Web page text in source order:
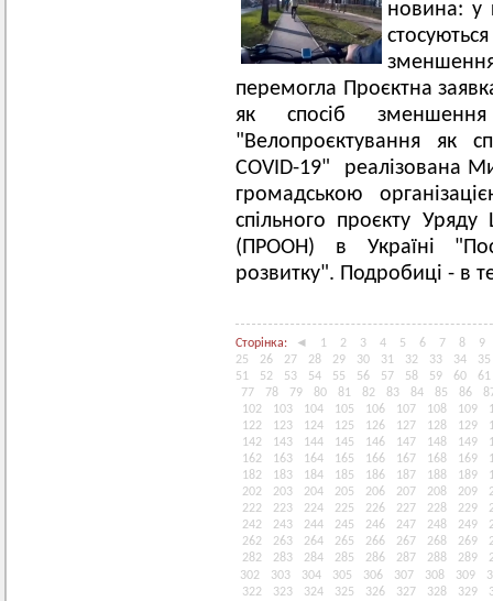
новина: у
перемогла Проєктна
як спосіб зменшення
"Велопроєктування як
COVID-19" реалізована
громадською
спільного проєкту
(ПРООН) в Україні
розвитку". Подробиці - в
Сторінка: ◄ 1 2 3 4 5 6 7 8
9
25
26 27 28 29 30 31 32 33 34
35
51
52 53 54 55 56 57 58 59 60
61
77
78 79 80 81 82 83 84 85 86
102
103 104 105 106 107 108 109
122
123 124 125 126 127 128 129
142
143 144 145 146 147 148 149
162
163 164 165 166 167 168 169
182
183 184 185 186 187 188 189
202
203 204 205 206 207 208 209
222
223 224 225 226 227 228 229
242
243 244 245 246 247 248 249
262
263 264 265 266 267 268 269
282
283 284 285 286 287 288 289
302
303 304 305 306 307 308 309
322
323 324 325 326 327 328 329